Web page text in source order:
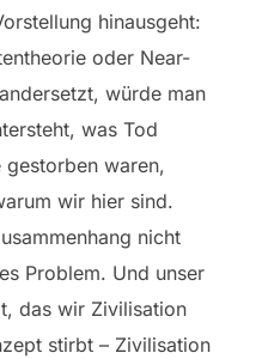
hinausgeht:
oder Near-
würde man
was Tod
gestorben waren,
wir hier sind.
nicht
Problem. Und unser
das wir Zivilisation
stirbt – Zivilisation